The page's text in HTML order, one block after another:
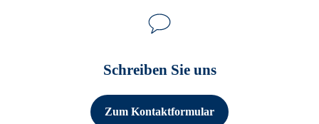
Schreiben Sie uns
Zum Kontaktformular